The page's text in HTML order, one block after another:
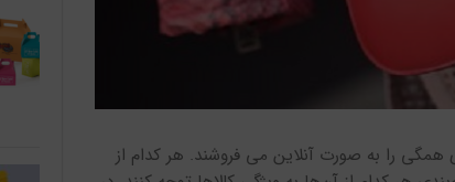
همگی را به صورت آنلاین می فروشند. هر کدام از